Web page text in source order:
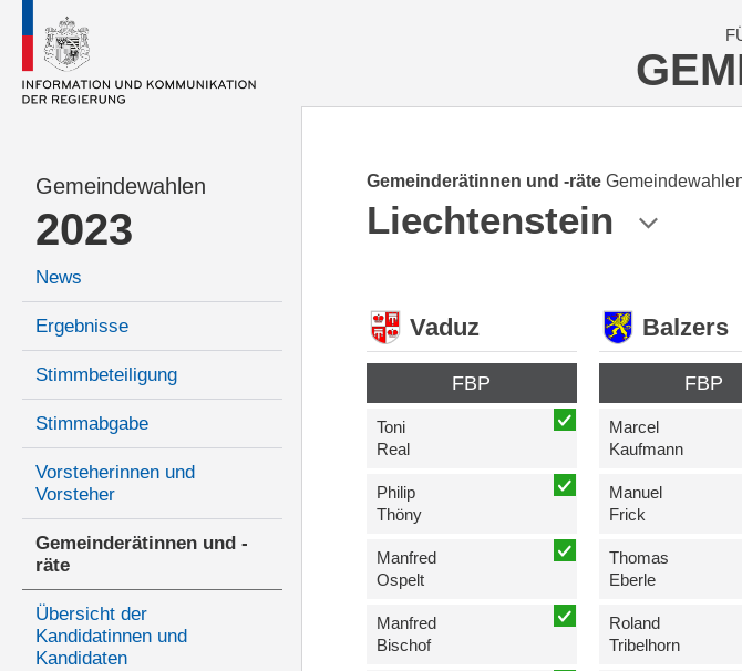
Gemeindewahlen
2023
News
Ergebnisse
Stimmbeteiligung
Stimmabgabe
Vorsteherinnen und
Vorsteher
Gemeinderätinnen und -
räte
Übersicht der
Kandidatinnen und
Kandidaten
Gemeinderätinnen und -räte
Liechtenstein
Vaduz
FBP
Toni
Real
Philip
Thöny
Manfred
Ospelt
Manfred
Bischof
Balzers
FBP
Marcel
Kaufmann
Manuel
Frick
Thomas
Eberle
Roland
Tribelhorn